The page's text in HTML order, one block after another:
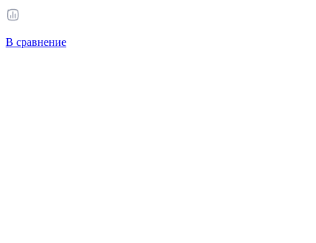
В сравнение